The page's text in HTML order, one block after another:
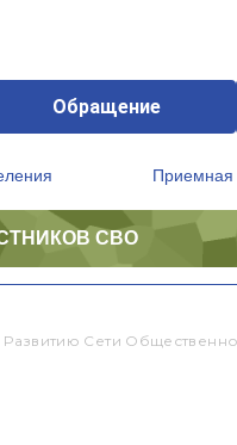
Обращение
Приемная
СВО
Сети